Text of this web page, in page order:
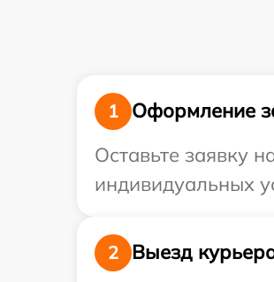
1
Оформление
Оставьте заявку
индивидуальных
2
Выезд